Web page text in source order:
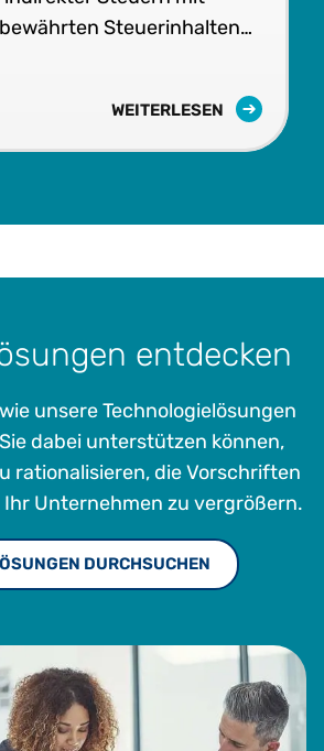
Steuerinhalten
WEITERLESEN
entdecken
unsere Technologielösungen
dabei unterstützen können,
rationalisieren, die Vorschriften
Unternehmen zu vergrößern.
DURCHSUCHEN